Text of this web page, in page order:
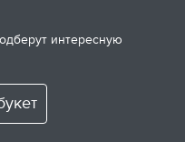
интересную